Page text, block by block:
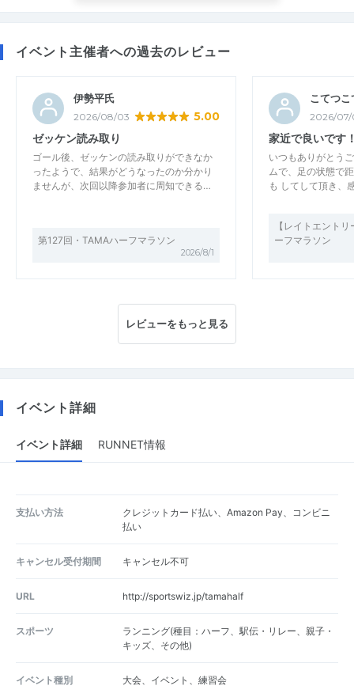
イベント主催者への過去のレビュー
伊勢平氏
2026/08/03 5.00
ゼッケン読み取り
ゴール後、ゼッケンの読み取りができなか
ったようで、結果がどうなったのか分かり
ませんが、次回以降参加者に周知できる…
第127回・TAMAハーフマラソン
2026/8/1
こてつこ
2026/
家近で良いです
いつもありがとう
ムで、足の状態で
も してして頂き、
【レイトエント
ーフマラソン
レビューをもっと見る
イベント詳細
イベント詳細 RUNNET情報
支払い方法
クレジットカード払い、Amazon Pay、コンビニ
払い
キャンセル受付期間 キャンセル不可
URL http://sportswiz.jp/tamahalf
スポーツ
ランニング(種目：ハーフ、駅伝・リレー、親子・
キッズ、その他)
イベント種別 大会、イベント、練習会